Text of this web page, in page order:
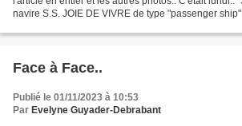
navire S.S. JOIE DE VIVRE de type "passenger
Face à Face..
Publié le 01/11/2023 à 10:53
Par Evelyne Guyader-Debrabant